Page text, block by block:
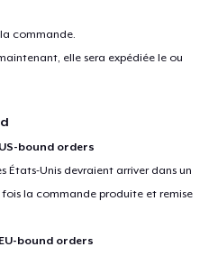
commande.
elle sera expédiée le ou
bound orders
États-Unis devraient arriver dans un
fois la commande produite et remise
bound orders